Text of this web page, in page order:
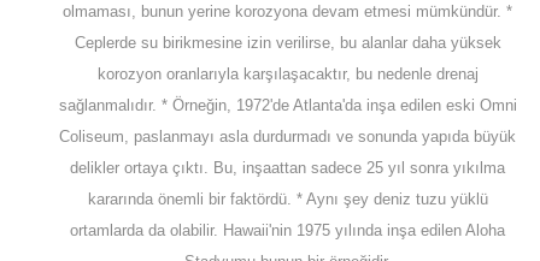
olmaması, bunun yerine korozyona devam etmesi mümkündür. *
Ceplerde su birikmesine izin verilirse, bu alanlar daha yüksek
korozyon oranlarıyla karşılaşacaktır, bu nedenle drenaj
sağlanmalıdır. * Örneğin, 1972'de Atlanta'da inşa edilen eski Omni
Coliseum, paslanmayı asla durdurmadı ve sonunda yapıda büyük
delikler ortaya çıktı. Bu, inşaattan sadece 25 yıl sonra yıkılma
kararında önemli bir faktördü. * Aynı şey deniz tuzu yüklü
ortamlarda da olabilir. Hawaii'nin 1975 yılında inşa edilen Aloha